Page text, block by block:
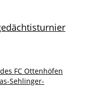
FC Ottenhöfen
Sehlinger-